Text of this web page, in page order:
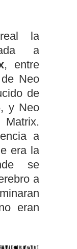
la
a
, entre
Neo
de
y Neo
a
era la
se
a
eran